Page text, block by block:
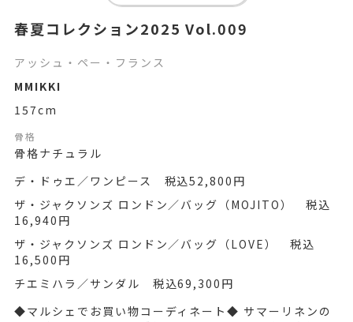
春夏コレクション2025 Vol.009
アッシュ・ペー・フランス
MMIKKI
157cm
骨格
骨格ナチュラル
デ・ドゥエ／ワンピース 税込52,800円
ザ・ジャクソンズ ロンドン／バッグ（MOJITO） 税込
16,940円
ザ・ジャクソンズ ロンドン／バッグ（LOVE） 税込
16,500円
チエミハラ／サンダル 税込69,300円
◆マルシェでお買い物コーディネート◆ サマーリネンの